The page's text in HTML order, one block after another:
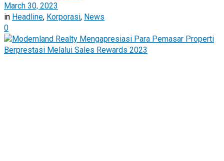
March 30, 2023
in Headline, Korporasi, News
0